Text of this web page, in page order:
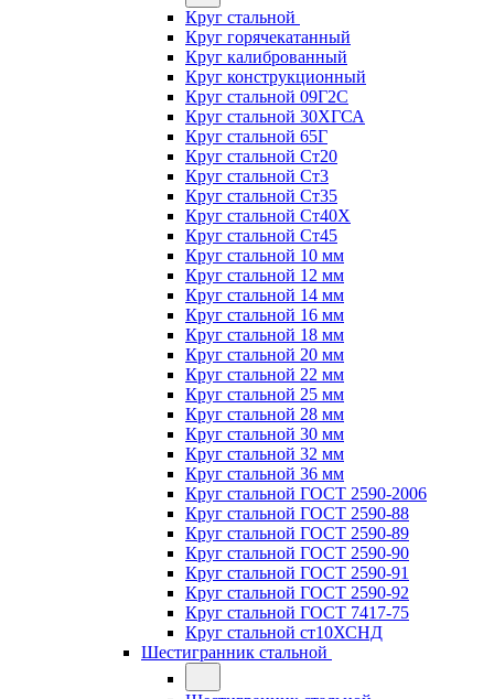
Круг стальной
Круг горячекатанный
Круг калиброванный
Круг конструкционный
Круг стальной 09Г2С
Круг стальной 30ХГСА
Круг стальной 65Г
Круг стальной Ст20
Круг стальной Ст3
Круг стальной Ст35
Круг стальной Ст40Х
Круг стальной Ст45
Круг стальной 10 мм
Круг стальной 12 мм
Круг стальной 14 мм
Круг стальной 16 мм
Круг стальной 18 мм
Круг стальной 20 мм
Круг стальной 22 мм
Круг стальной 25 мм
Круг стальной 28 мм
Круг стальной 30 мм
Круг стальной 32 мм
Круг стальной 36 мм
Круг стальной ГОСТ 2590-2006
Круг стальной ГОСТ 2590-88
Круг стальной ГОСТ 2590-89
Круг стальной ГОСТ 2590-90
Круг стальной ГОСТ 2590-91
Круг стальной ГОСТ 2590-92
Круг стальной ГОСТ 7417-75
Круг стальной ст10ХСНД
Шестигранник стальной